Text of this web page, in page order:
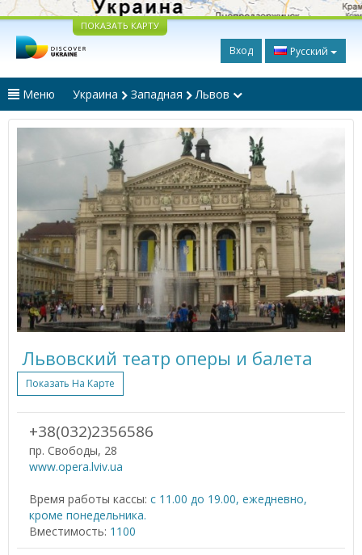
ПОКАЗАТЬ КАРТУ
Вход Русский
Меню Украина Западная Львов
Львовский театр оперы и балета
Показать На Карте
+38(032)2356586
пр. Свободы, 28
www.opera.lviv.ua
Время работы кассы: с 11.00 до 19.00, ежедневно,
кроме понедельника.
Вместимость: 1100